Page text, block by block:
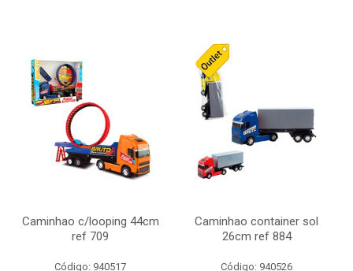
Caminhao c/looping 44cm
ref 709
Código: 940517
Caminhao container sol
26cm ref 884
Código: 940526